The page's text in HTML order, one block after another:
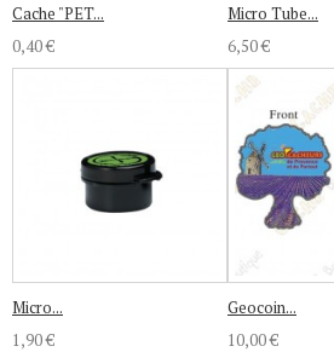
Cache "PET...
0,40 €
Micro Tube...
6,50 €
Micro...
1,90 €
Geocoin...
10,00 €